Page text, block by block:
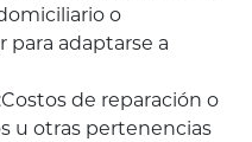
o
para adaptarse a
:Costos de reparación o
u otras pertenencias